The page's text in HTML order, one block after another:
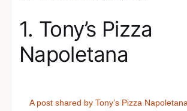
1. Tony’s Pizza
Napoletana
A post shared by Tony’s Pizza